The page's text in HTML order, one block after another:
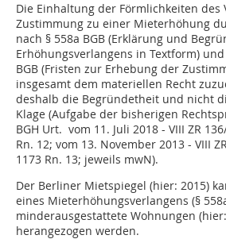
Die Einhaltung der Förmlichkeiten des
Zustimmung zu einer Mieterhöhung
nach § 558a BGB (Erklärung und
Erhöhungsverlangens in Textform)
BGB (Fristen zur Erhebung der
insgesamt dem materiellen Recht
deshalb die Begründetheit und nicht
Klage (Aufgabe der bisherigen
BGH Urt. vom 11. Juli 2018 - VIII ZR
Rn. 12; vom 13. November 2013 - VIII
1173 Rn. 13; jeweils mwN).
Der Berliner Mietspiegel (hier: 2015)
eines Mieterhöhungsverlangens (§
minderausgestattete Wohnungen
herangezogen werden.